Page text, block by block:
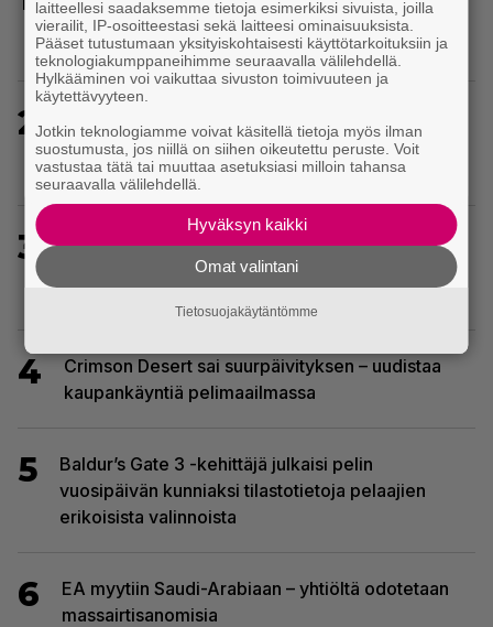
huippuarvostelut – saapui heti julkaisupäivänään
tilaajien saataville
2
ensimmäiseksi peliksi, joka on suunniteltu täysin
DualSense-ohjaimen kosketuslevyn ympärille
3
Ghost Recon 25 vuotta: nappaa nyt ilmaiseksi
Ghost Recon: Future Soldier sekä merkittävä
Ghost Recon Wildlands -päivitys
4
Crimson Desert sai suurpäivityksen – uudistaa
kaupankäyntiä pelimaailmassa
5
Baldur’s Gate 3 -kehittäjä julkaisi pelin
vuosipäivän kunniaksi tilastotietoja pelaajien
erikoisista valinnoista
6
EA myytiin Saudi-Arabiaan – yhtiöltä odotetaan
massairtisanomisia
laitteellesi saadaksemme tietoja esimerkiksi sivuista, joilla
vierailit, IP-osoitteestasi sekä laitteesi ominaisuuksista.
Pääset tutustumaan yksityiskohtaisesti käyttötarkoituksiin ja
teknologiakumppaneihimme seuraavalla välilehdellä.
Hylkääminen voi vaikuttaa sivuston toimivuuteen ja
käytettävyyteen.
Jotkin teknologiamme voivat käsitellä tietoja myös ilman
suostumusta, jos niillä on siihen oikeutettu peruste. Voit
vastustaa tätä tai muuttaa asetuksiasi milloin tahansa
seuraavalla välilehdellä.
Hyväksyn kaikki
Omat valintani
Tietosuojakäytäntömme